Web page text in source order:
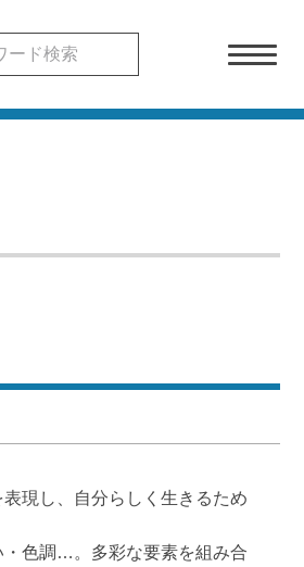
現し、自分らしく生きるため
色調…。多彩な要素を組み合